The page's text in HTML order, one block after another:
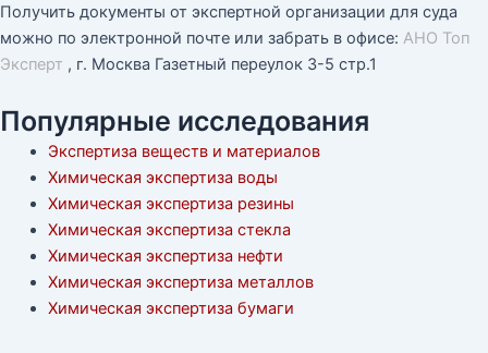
Получить документы от экспертной организации для суда
можно по электронной почте или забрать в офисе: АНО Топ
Эксперт , г. Москва Газетный переулок 3-5 стр.1
Популярные исследования
Экспертиза веществ и материалов
Химическая экспертиза воды
Химическая экспертиза резины
Химическая экспертиза стекла
Химическая экспертиза нефти
Химическая экспертиза металлов
Химическая экспертиза бумаги